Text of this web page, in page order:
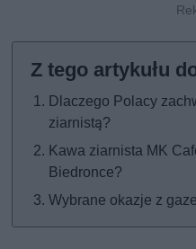
Dlaczego Polacy
ziarnistą?
Kawa ziarnista MK
Biedronce?
Wybrane okazje z